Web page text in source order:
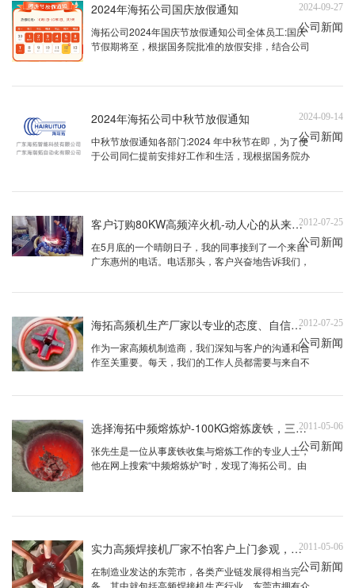
2024年海拓公司国庆放假通知 2024-09-27
公司新闻
海拓公司2024年国庆节放假通知公司全体员工:国庆
节假期将至，根据国务院批准的放假安排，结合公司
(周二)正常上班。9月29日(周日)与10月12日周六调
2024年海拓公司中秋节放假通知 2024-09-14
公司新闻
中秋节放假通知各部门:2024 年中秋节在即，为了便
于公司同仁提前安排好工作和生活，现根据国务院办
客户订购80KW高频淬火机-动人心的从来不是价格 而且专业和服务2012-07-25
公司新闻
在5月底的一个晴朗日子，我的同事接到了一个来自
广东惠州的电话。电话那头，客户兴奋地告诉我们，
系了我们。经过深入的沟通，我们了解到客户需要对
60毫米，长度为150毫米，且淬火深度要达到2毫
米。针对客户的具体需求 ...
海拓高频机生产厂家以专业的态度、自信的精神和优质的服务，赢得客户的信赖和支持2012-07-25
公司新闻
作为一家高频机制造商，我们深知与客户的沟通和合
作至关重要。每天，我们的工作人员都需要与来自不
工程师这样的专业客户，我们 ...
选择海拓中频熔炼炉-100KG熔炼废铁，三天即可顺利发货
2011-05-06
公司新闻
张先生是一位从事废铁收集与熔炼工作的专业人士，
他在网上搜索“中频熔炼炉”时，发现了海拓公司。由
实力高频焊接机厂家不怕客户上门参观，就怕客户不来了2011-05-06
公司新闻
在制造业发达的东莞市，各类产业链发展得相当完
备，其中就包括高频焊接机生产行业。东莞市拥有众